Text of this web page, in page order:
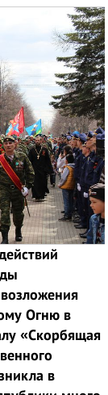
Огню в
«Скорбящая
в